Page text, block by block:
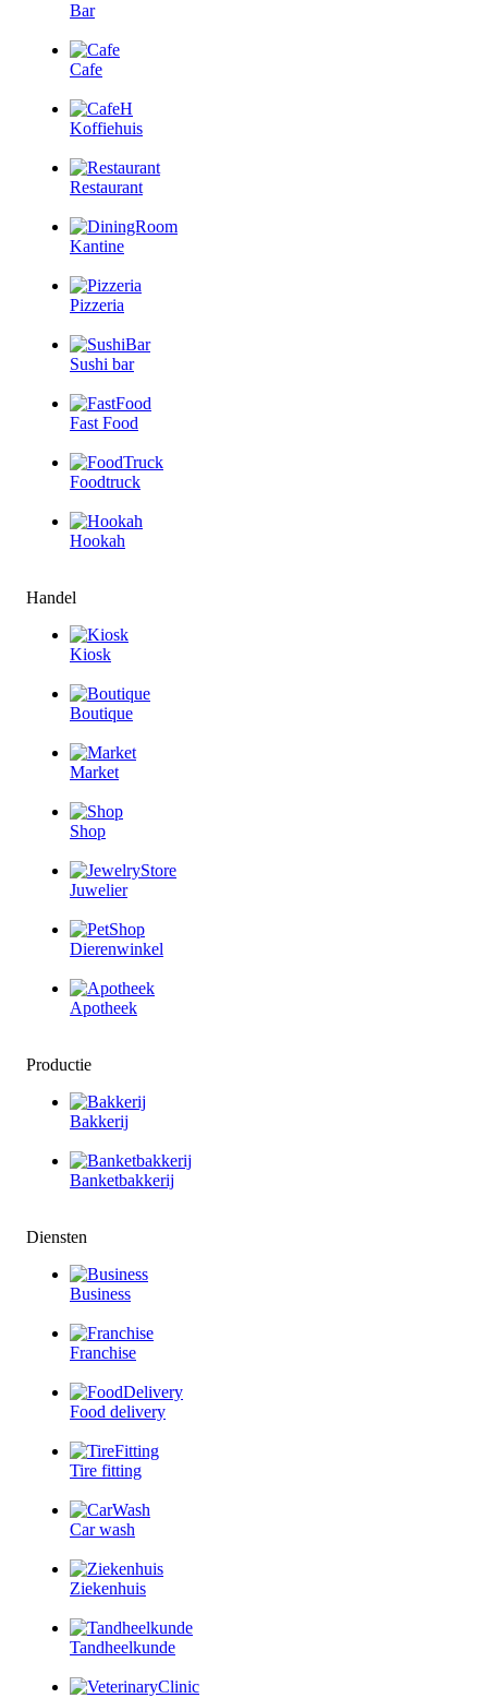
Bar
Cafe
Koffiehuis
Restaurant
Kantine
Pizzeria
Sushi bar
Fast Food
Foodtruck
Hookah
Handel
Kiosk
Boutique
Market
Shop
Juwelier
Dierenwinkel
Apotheek
Productie
Bakkerij
Banketbakkerij
Diensten
Business
Franchise
Food delivery
Tire fitting
Car wash
Ziekenhuis
Tandheelkunde